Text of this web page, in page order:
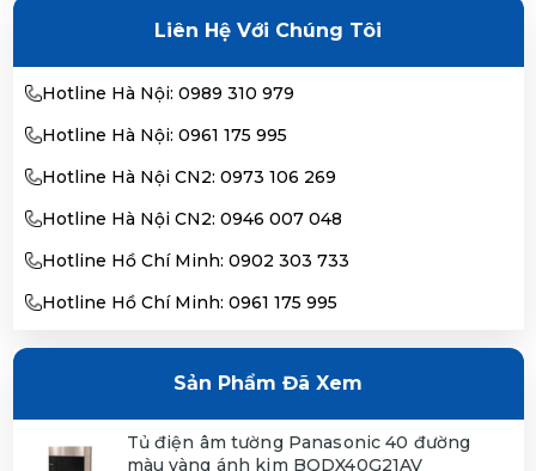
Liên Hệ Với Chúng Tôi
Hotline Hà Nội: 0989 310 979
Hotline Hà Nội: 0961 175 995
Hotline Hà Nội CN2: 0973 106 269
Hotline Hà Nội CN2: 0946 007 048
Hotline Hồ Chí Minh: 0902 303 733
Hotline Hồ Chí Minh: 0961 175 995
Sản Phẩm Đã Xem
Tủ điện âm tường Panasonic 40 đường
màu vàng ánh kim BQDX40G21AV